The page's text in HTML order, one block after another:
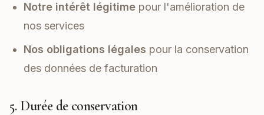
Notre intérêt légitime pour l'amélioration de
nos services
Nos obligations légales pour la conservation
des données de facturation
5. Durée de conservation